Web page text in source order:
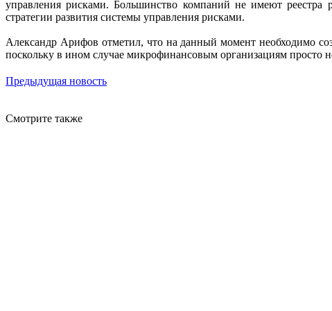
управления рисками. Большинство компаний не имеют реестра
стратегии развития системы управления рисками.
Александр Арифов отметил, что на данный момент необходимо
поскольку в ином случае микрофинансовым организациям просто
Предыдущая новость
Смотрите также